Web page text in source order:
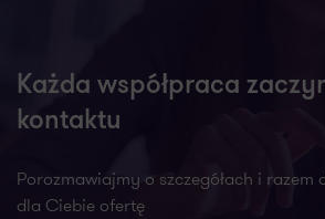
Każda współpraca
kontaktu
Porozmawiajmy o szczegółach i razem
dla Ciebie ofertę